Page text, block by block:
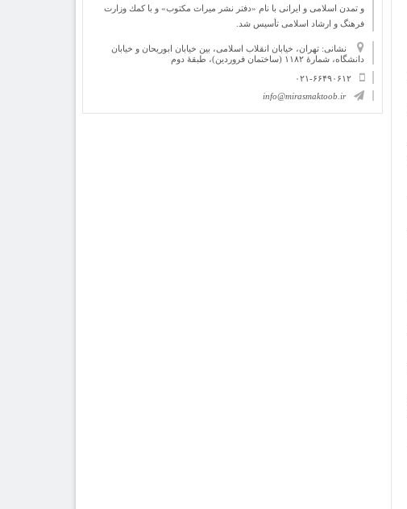
و تمدن اسلامی و ایرانی با نام «دفتر نشر میراث مكتوب» و با كمك وزارت
فرهنگ و ارشاد اسلامی تأسیس شد.
نشانی: تهران، خیابان انقلاب اسلامی، بین خیابان ابوریحان و خیابان
دانشگاه، شمارۀ ۱۱۸۲ (ساختمان فروردین)، طبقۀ دوم
۰۲۱-۶۶۴۹۰۶۱۲
info@mirasmaktoob.ir